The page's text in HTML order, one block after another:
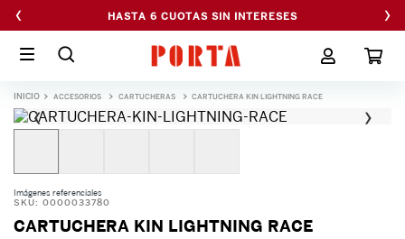
‹ HASTA 6 CUOTAS SIN INTERESES ›
ACCESORIOS CARTUCHERAS CARTUCHERA KIN LIGHTNING RACE
‹ ›
Imágenes referenciales
SKU: 0000033780
CARTUCHERA KIN LIGHTNING RACE